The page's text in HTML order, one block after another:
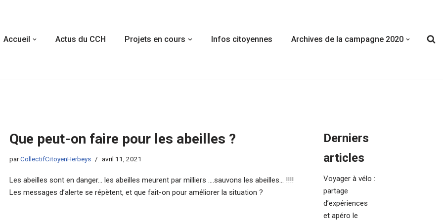
Accueil Actus du CCH Projets en cours Infos citoyennes Archives de la campagne 2020
Que peut-on faire pour les abeilles ?
parCollectifCitoyenHerbeys avril 11, 2021
Les abeilles sont en danger… les abeilles meurent par milliers ….sauvons les abeilles… !!!!
Les messages d’alerte se répètent, et que fait-on pour améliorer la situation ?
Derniers
articles
Voyager à vélo :
partage
d’expériences
et apéro le